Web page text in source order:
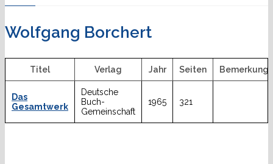
Wolfgang Borchert
Titel Verlag Jahr Seiten
Das
Gesamtwerk
Deutsche
Buch-
Gemeinschaft
1965 321